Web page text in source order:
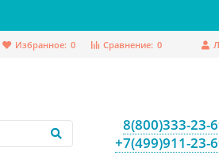
Сравнение: 0
Избранное: 0
8(800)333-23-
+7(499)911-23-